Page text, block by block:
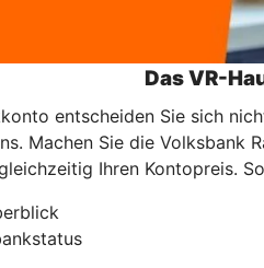
Das VR-
entscheiden Sie sich
Machen Sie die Volksbank
Ihren Kontopreis.